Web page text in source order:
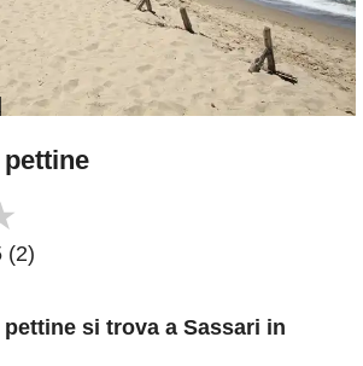
(2)
pettine si trova a Sassari in